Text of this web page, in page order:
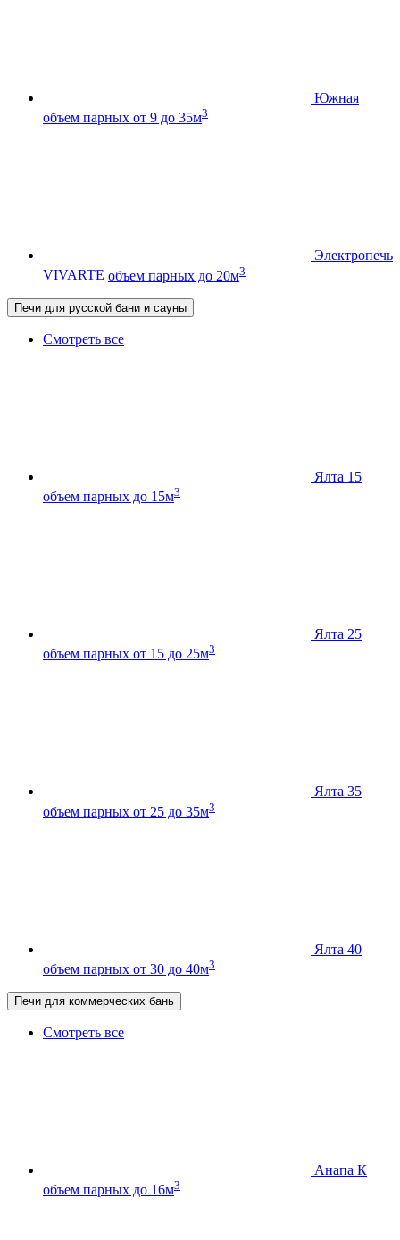
Южная
объем парных от 9 до 35м3
Электропечь
VIVARTE объем парных до 20м3
Печи для русской бани и сауны
Смотреть все
Ялта 15
объем парных до 15м3
Ялта 25
объем парных от 15 до 25м3
Ялта 35
объем парных от 25 до 35м3
Ялта 40
объем парных от 30 до 40м3
Печи для коммерческих бань
Смотреть все
Анапа К
объем парных до 16м3